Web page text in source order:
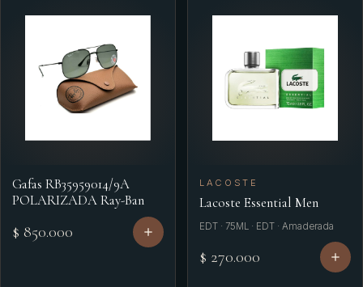
Gafas RB35959014/9A
POLARIZADA Ray-Ban
$ 850.000
LACOSTE
Lacoste Essential Men
EDT · 75ML · EDT · Amaderada
$ 270.000